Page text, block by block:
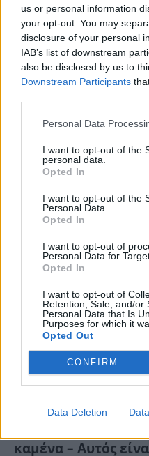
us or personal information
your opt-out. You may
disclosure of your personal
IAB’s list of downstream
also be disclosed by us to
Downstream Participants
Personal Data
I want to opt-out of the
personal data.
Opted In
I want to opt-out of the
Personal Data.
Opted In
I want to opt-out of
Personal Data for
Opted In
I want to opt-out of
Retention, Sale, and/or
Personal Data that Is
Purposes for which it
Opted Out
CONFIRM
Data Deletion
Αυτός είναι ο
σύμπτωση τη μέρα
Τρ, 4 Αυγ 2026 13:07
Πέπλο θλίψης έχει
χωριό στο οποίο ζει η…
καμένα – Αυτός